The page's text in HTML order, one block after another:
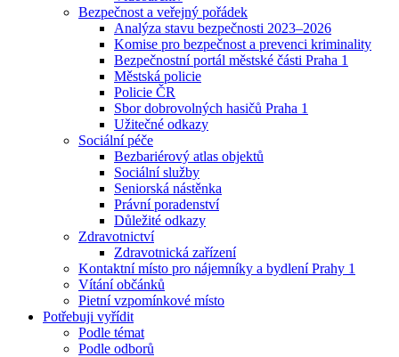
Bezpečnost a veřejný pořádek
Analýza stavu bezpečnosti 2023–2026
Komise pro bezpečnost a prevenci kriminality
Bezpečnostní portál městské části Praha 1
Městská policie
Policie ČR
Sbor dobrovolných hasičů Praha 1
Užitečné odkazy
Sociální péče
Bezbariérový atlas objektů
Sociální služby
Seniorská nástěnka
Právní poradenství
Důležité odkazy
Zdravotnictví
Zdravotnická zařízení
Kontaktní místo pro nájemníky a bydlení Prahy 1
Vítání občánků
Pietní vzpomínkové místo
Potřebuji vyřídit
Podle témat
Podle odborů